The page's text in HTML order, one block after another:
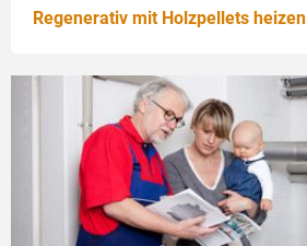
Regenerativ mit Holzpellets heizen